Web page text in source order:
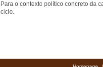
Para o contexto político concreto da
ciclo.